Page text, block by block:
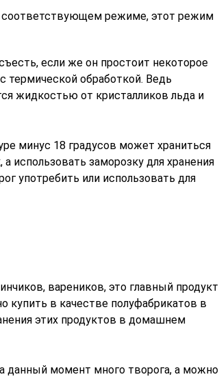
режиме, этот режим
если же он простоит некоторое
термической обработкой. Ведь
жидкостью от кристалликов льда и
минус 18 градусов может храниться
использовать заморозку для хранения
употребить или использовать для
вареников, это главный продукт
в качестве полуфабрикатов в
этих продуктов в домашнем
данный момент много творога, а можно